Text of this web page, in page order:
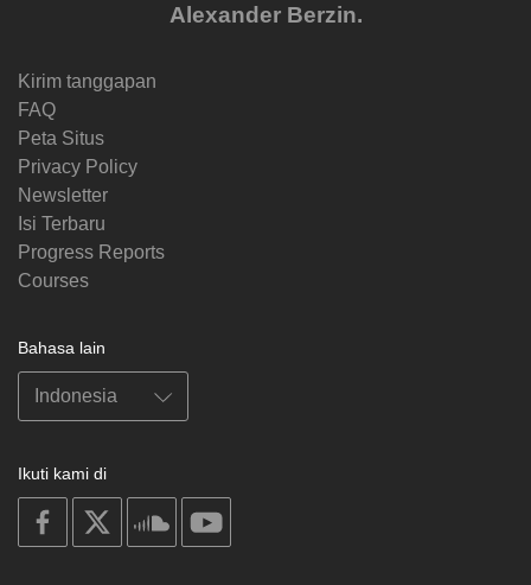
Alexander Berzin.
Kirim tanggapan
FAQ
Peta Situs
Privacy Policy
Newsletter
Isi Terbaru
Progress Reports
Courses
Bahasa lain
Ikuti kami di
on
facebook
soundcloud